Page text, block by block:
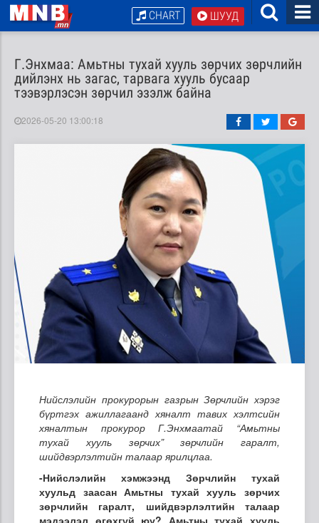
ШУУД
CHART
Г.Энхмаа: Амьтны тухай хууль зөрчих зөрчлийн
дийлэнх нь загас, тарвага хууль бусаар
тээвэрлэсэн зөрчил эзэлж байна
2026-05-20 13:00:18
Нийслэлийн прокурорын газрын Зөрчлийн хэрэг
бүртгэх ажиллагаанд хяналт тавих хэлтсийн
хяналтын прокурор Г.Энхмаатай “Амьтны
тухай хууль зөрчих” зөрчлийн гаралт,
шийдвэрлэлтийн талаар ярилцлаа.
-Нийслэлийн хэмжээнд Зөрчлийн тухай
хуульд заасан Амьтны тухай хууль зөрчих
зөрчлийн гаралт, шийдвэрлэлтийн талаар
мэдээлэл өгөхгүй юу? Амьтны тухай хууль